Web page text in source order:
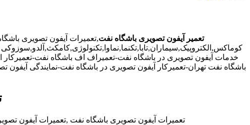
تعمیر آیفون تصویری باشگاه نفت,تعمیرات آیفون تصویری
خدمات آیفون تصویری در باشگاه نفت-تعمیراف اف باشگاه نفت-
تعمیرات آیفون تصویری باشگاه نفت ,تعمیرات آیفون